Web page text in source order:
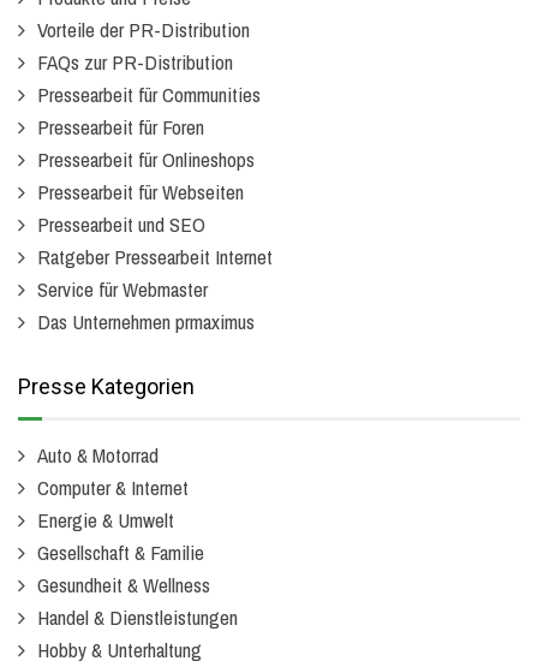
Vorteile der PR-Distribution
FAQs zur PR-Distribution
Pressearbeit für Communities
Pressearbeit für Foren
Pressearbeit für Onlineshops
Pressearbeit für Webseiten
Pressearbeit und SEO
Ratgeber Pressearbeit Internet
Service für Webmaster
Das Unternehmen prmaximus
Presse Kategorien
Auto & Motorrad
Computer & Internet
Energie & Umwelt
Gesellschaft & Familie
Gesundheit & Wellness
Handel & Dienstleistungen
Hobby & Unterhaltung